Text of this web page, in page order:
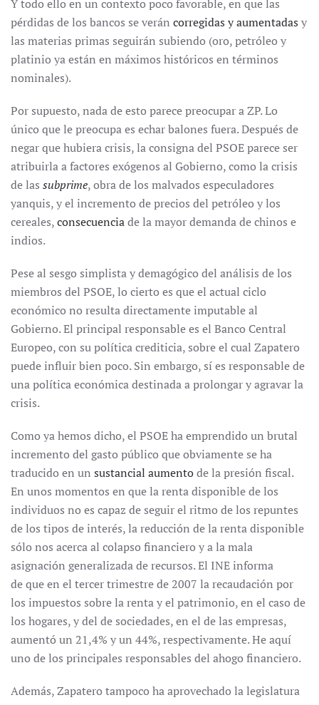
Y todo ello en un contexto poco favorable, en que las
pérdidas de los bancos se verán corregidas y aumentadas y
las materias primas seguirán subiendo (oro, petróleo y
platinio ya están en máximos históricos en términos
nominales).
Por supuesto, nada de esto parece preocupar a ZP. Lo
único que le preocupa es echar balones fuera. Después de
negar que hubiera crisis, la consigna del PSOE parece ser
atribuirla a factores exógenos al Gobierno, como la crisis
de las subprime, obra de los malvados especuladores
yanquis, y el incremento de precios del petróleo y los
cereales,consecuenciade la mayor demanda de chinos e
indios.
Pese al sesgo simplista y demagógico del análisis de los
miembros del PSOE, lo cierto es que el actual ciclo
económico no resulta directamente imputable al
Gobierno. El principal responsable es el Banco Central
Europeo, con su política crediticia, sobre el cual Zapatero
puede influir bien poco. Sin embargo, sí es responsable de
una política económica destinada a prolongar y agravar la
crisis.
Como ya hemos dicho, el PSOE ha emprendido un brutal
incremento del gasto público que obviamente se ha
traducido en un sustancial aumentode la presión fiscal.
En unos momentos en que la renta disponible de los
individuos no es capaz de seguir el ritmo de los repuntes
de los tipos de interés, la reducción de la renta disponible
sólo nos acerca al colapso financiero y a la mala
asignación generalizada de recursos. El INE informa
de que en el tercer trimestre de 2007 la recaudación por
los impuestos sobre la renta y el patrimonio, en el caso de
los hogares, y del de sociedades, en el de las empresas,
aumentó un 21,4% y un 44%, respectivamente. He aquí
uno de los principales responsables del ahogo financiero.
Además, Zapatero tampoco ha aprovechado la legislatura